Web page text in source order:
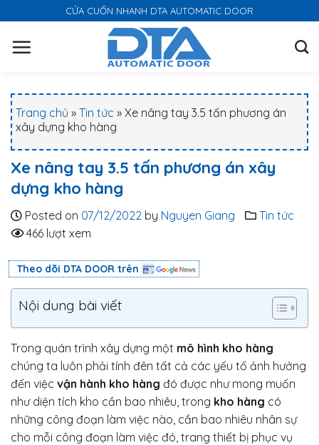
k
CỬA CUỐN NHANH DTA AUTOMATIC DOOR
Trang chủ » Tin tức » Xe nâng tay 3.5 tấn phương án
xây dựng kho hàng
Xe nâng tay 3.5 tấn phương án xây
dựng kho hàng
Posted on 07/12/2022 by Nguyen Giang
Tin tức
466 lượt xem
Theo dõi DTA DOOR trên
Nội dung bài viết
Trong quán trình xây dựng một mô hình kho hàng
chúng ta luôn phải tính đên tất cả các yếu tố ảnh hưởng
đến việc vận hành kho hàng đó được như mong muốn
như diện tích kho cần bao nhiêu, trong kho hàng có
những công đoạn làm việc nào, cần bao nhiêu nhân sự
cho mỗi công đoạn làm việc đó, trang thiết bị phục vụ